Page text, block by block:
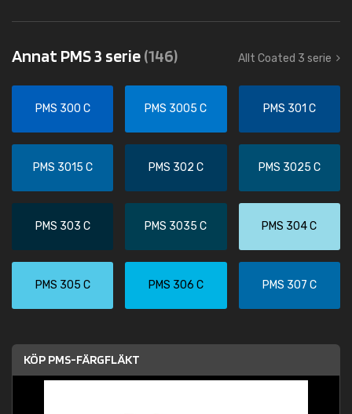
Annat PMS 3 serie(146) Allt Coated 3 serie
PMS 300 C PMS 3005 C PMS 301 C
PMS 3015 C PMS 302 C PMS 3025 C
PMS 303 C PMS 3035 C PMS 304 C
PMS 305 C PMS 306 C PMS 307 C
KÖP PMS-FÄRGFLÄKT